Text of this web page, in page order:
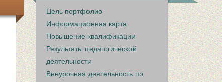
Цель портфолио
Информационная карта
Повышение квалификации
Результаты педагогической
деятельности
Внеурочная деятельность по